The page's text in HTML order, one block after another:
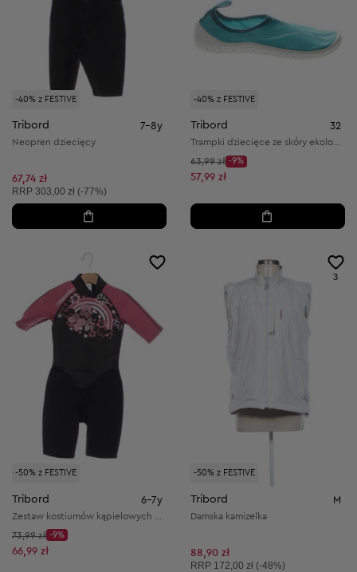
-40% z FESTIVE
Tribord 7-8y
Neopren dziecięcy
67,74 zł
Cena sugerowana:
RRP 303,00 zł (-77%)
-40% z FESTIVE
Tribord 32
Trampki dziecięce ze skóry ekologicznej i materiału tekstylnego
Cena początkowa:
63,99 zł
Discount Price:
-9%
Obniżona cena:
57,99 zł
-50% z FESTIVE
Tribord 6-7y
Cena początkowa:
73,99 zł
Discount Price:
-9%
Obniżona cena:
66,99 zł
-50% z FESTIVE
3
Tribord M
Damska kamizelka
88,90 zł
Cena sugerowana:
RRP 172,00 zł (-48%)